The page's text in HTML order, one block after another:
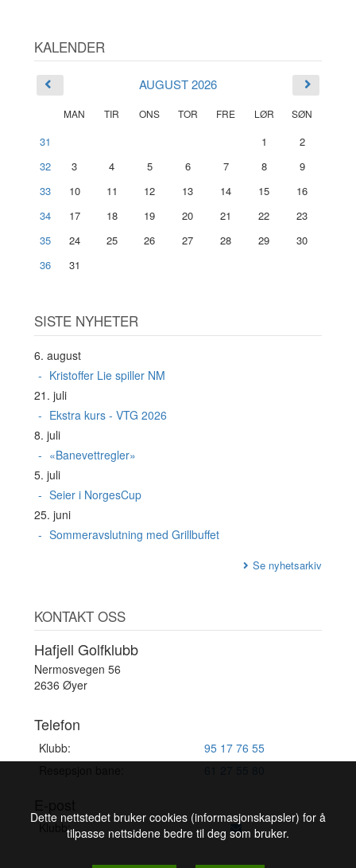
KALENDER
AUGUST 2026
MAN TIR ONS TOR FRE LØR SØN
31 1
2
32
3 4 5 6 7 8
9
33
10 11 12 13 14 15
16
34
17 18 19 20 21 22
23
35
24 25 26 27 28 29
30
36
31
SISTE NYHETER
6. august
Kristoffer Lie spiller NM
21. juli
Ekstra kurs - VTG 2026
8. juli
«Banevettregler»
5. juli
Seier i NorgesCup
25. juni
Sommeravslutning med Grillbuffet
Se nyhetsarkiv
KONTAKT OSS
Hafjell Golfklubb
Nermosvegen 56
2636 Øyer
Telefon
Klubb:
95 17 76 55
Klubb:
Dette nettstedet bruker cookies (informasjonskapsler) for å
tilpasse nettsidene bedre til deg som bruker.